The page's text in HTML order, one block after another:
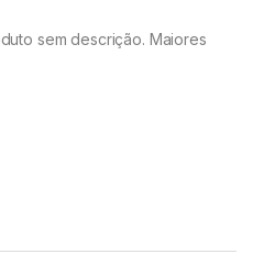
sem descrição. Maiores